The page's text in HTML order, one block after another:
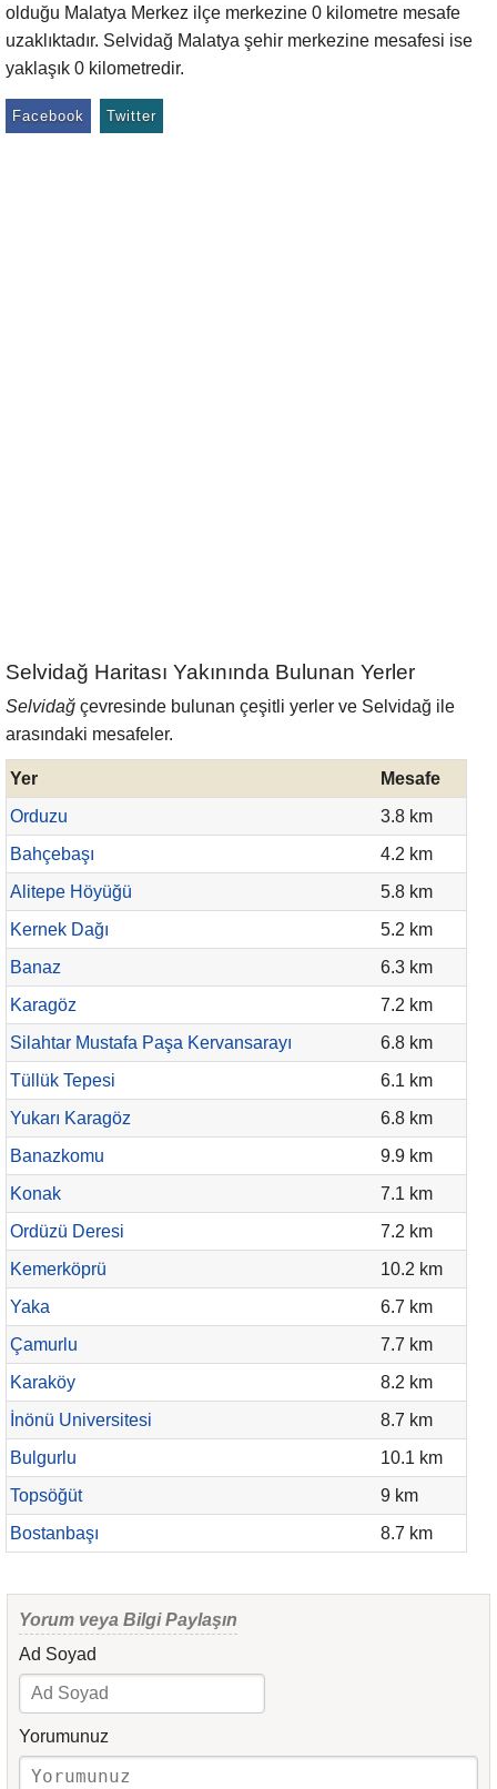
olduğu Malatya Merkez ilçe merkezine 0 kilometre mesafe
uzaklıktadır. Selvidağ Malatya şehir merkezine mesafesi ise
yaklaşık 0 kilometredir.
Facebook Twitter
Selvidağ Haritası Yakınında Bulunan Yerler
Selvidağ çevresinde bulunan çeşitli yerler ve Selvidağ ile
arasındaki mesafeler.
Yer
Mesafe
Orduzu
3.8 km
Bahçebaşı
4.2 km
Alitepe Höyüğü
5.8 km
Kernek Dağı
5.2 km
Banaz
6.3 km
Karagöz
7.2 km
Silahtar Mustafa Paşa Kervansarayı
6.8 km
Tüllük Tepesi
6.1 km
Yukarı Karagöz
6.8 km
Banazkomu
9.9 km
Konak
7.1 km
Ordüzü Deresi
7.2 km
Kemerköprü
10.2 km
Yaka
6.7 km
Çamurlu
7.7 km
Karaköy
8.2 km
İnönü Universitesi
8.7 km
Bulgurlu
10.1 km
Topsöğüt
9 km
Bostanbaşı
8.7 km
Yorum veya Bilgi Paylaşın
Ad Soyad
Yorumunuz